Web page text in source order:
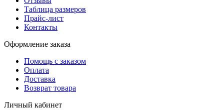
Таблица размеров
Прайс-лист
Контакты
Оформление заказа
Помощь с заказом
Оплата
Доставка
Возврат товара
Личный кабинет